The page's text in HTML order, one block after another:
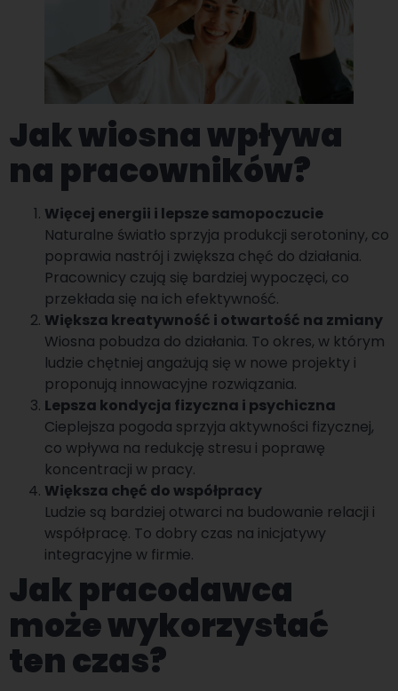
Jak wiosna wpływa
na pracowników?
Więcej energii i lepsze samopoczucie
Naturalne światło sprzyja produkcji serotoniny, co
poprawia nastrój i zwiększa chęć do działania.
Pracownicy czują się bardziej wypoczęci, co
przekłada się na ich efektywność.
Większa kreatywność i otwartość na zmiany
Wiosna pobudza do działania. To okres, w którym
ludzie chętniej angażują się w nowe projekty i
proponują innowacyjne rozwiązania.
Lepsza kondycja fizyczna i psychiczna
Cieplejsza pogoda sprzyja aktywności fizycznej,
co wpływa na redukcję stresu i poprawę
koncentracji w pracy.
Większa chęć do współpracy
Ludzie są bardziej otwarci na budowanie relacji i
współpracę. To dobry czas na inicjatywy
integracyjne w firmie.
Jak pracodawca
może wykorzystać
ten czas?